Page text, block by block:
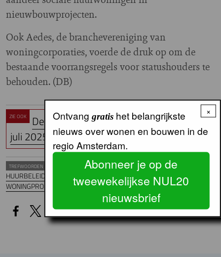
nieuwbouwprojecten.
Ook Aedes, de branchevereniging van
woningcorporaties, voerde de druk op om de
bestaande voorrangsregels voor statushouders te
behouden. (DB)
ZIE OOK
De Tweede Kamer besprak de wet al in
juli 2025
TREFWOORDEN
HUURBELEID Overheidsbeleid Landelijk
WONINGCORPORATIES
WONINGPRODUCTIE
WOONBELEID
×
Ontvang gratishet belangrijkste
nieuws over wonen en bouwen in de
regio Amsterdam.
Abonneer je op de
tweewekelijkse NUL20
nieuwsbrief